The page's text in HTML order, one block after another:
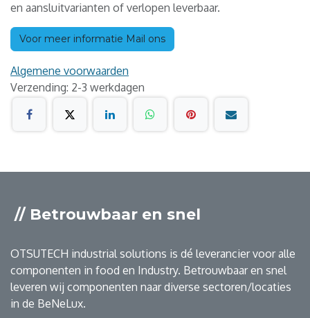
en aansluitvarianten of verlopen leverbaar.
Voor meer informatie Mail ons
Algemene voorwaarden
Verzending: 2-3 werkdagen
// Betrouwbaar en snel
OTSUTECH industrial solutions is dé leverancier voor alle
componenten in food en Industry. Betrouwbaar en snel
leveren wij componenten naar diverse sectoren/locaties
in de BeNeLux.